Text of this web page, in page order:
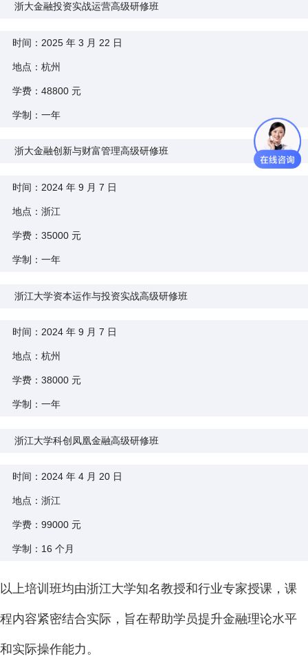
浙大金融投资实战运营高级研修班
时间：2025 年 3 月 22 日
地点：杭州
学费：48800 元
学制：一年
浙大金融创新与财富管理高级研修班
时间：2024 年 9 月 7 日
地点：浙江
学费：35000 元
学制：一年
浙江大学资本运作与投资实战高级研修班
时间：2024 年 9 月 7 日
地点：杭州
学费：38000 元
学制：一年
浙江大学科创凤凰金融高级研修班
时间：2024 年 4 月 20 日
地点：浙江
学费：99000 元
学制：16 个月
以上培训班均由浙江大学知名教授和行业专家授课，课
程内容紧密结合实际，旨在帮助学员提升金融理论水平
和实际操作能力。